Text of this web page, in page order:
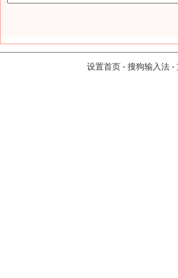
设置首页 - 搜狗输入法 -